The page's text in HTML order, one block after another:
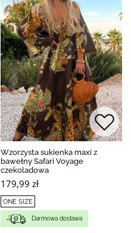
Wzorzysta sukienka maxi z
bawełny Safari Voyage
czekoladowa
179,99 zł
ONE SIZE
Darmowa dostawa